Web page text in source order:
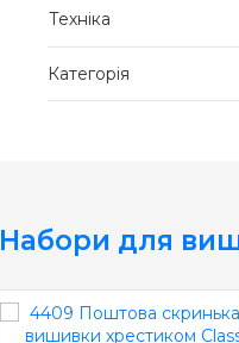
Техніка
Категорія
Набори для